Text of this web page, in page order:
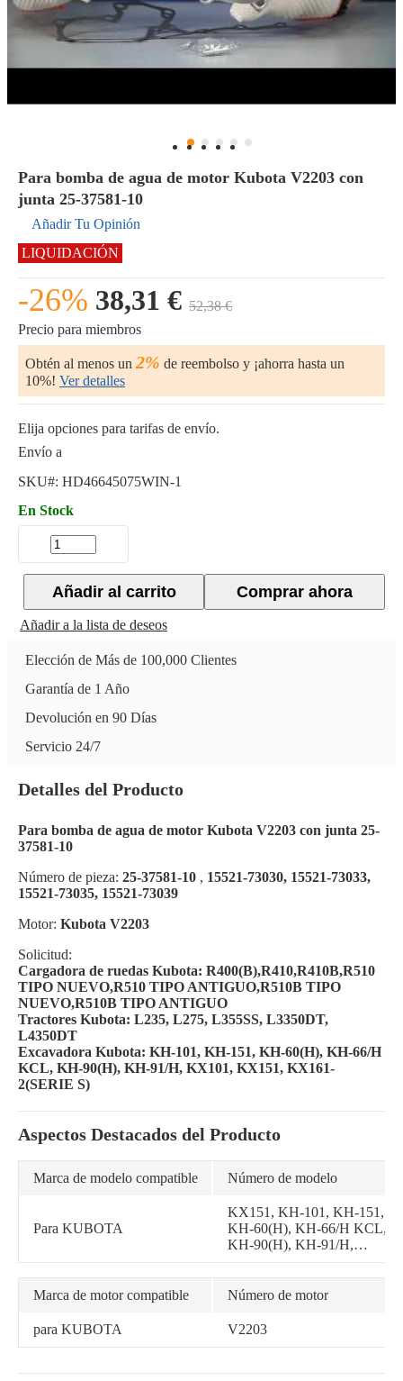
Para bomba de agua de motor Kubota V2203 con
junta 25-37581-10
Añadir Tu Opinión
LIQUIDACIÓN
-26% 38,31 € 52,38 €
Precio para miembros
Obtén al menos un 2% de reembolso y ¡ahorra hasta un
10%! Ver detalles
Elija opciones para tarifas de envío.
Envío a
SKU#: HD46645075WIN-1
En Stock
Comprar ahora
Añadir al carrito
Añadir a la lista de deseos
Elección de Más de 100,000 Clientes
Garantía de 1 Año
Devolución en 90 Días
Servicio 24/7
Detalles del Producto
Para bomba de agua de motor Kubota V2203 con junta 25-
37581-10
Número de pieza: 25-37581-10 , 15521-73030, 15521-73033,
15521-73035, 15521-73039
Motor: Kubota V2203
Solicitud:
Cargadora de ruedas Kubota: R400(B),R410,R410B,R510
TIPO NUEVO,R510 TIPO ANTIGUO,R510B TIPO
NUEVO,R510B TIPO ANTIGUO
Tractores Kubota: L235, L275, L355SS, L3350DT,
L4350DT
Excavadora Kubota: KH-101, KH-151, KH-60(H), KH-66/H
KCL, KH-90(H), KH-91/H, KX101, KX151, KX161-
2(SERIE S)
Aspectos Destacados del Producto
Marca de modelo compatible Número de modelo
Para KUBOTA
KX151, KH-101, KH-151,
KH-60(H), KH-66/H KCL,
KH-90(H), KH-91/H,
KX101, KX161-2
Marca de motor compatible Número de motor
para KUBOTA V2203